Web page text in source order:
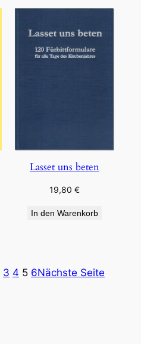
Lasset uns beten
19,80 €
In den Warenkorb
3 4 5 6Nächste Seite